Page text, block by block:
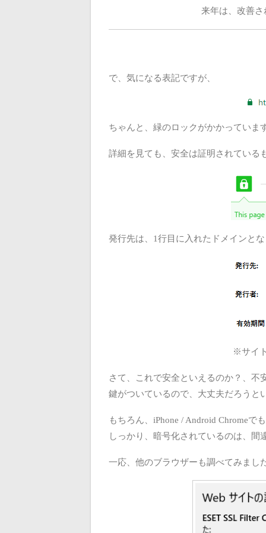
来年は、改善
で、気になる表記ですが、
ちゃんと、緑のロックがかかっていま
詳細を見ても、安全は証明されている
発行先は、1行目に入れたドメインと
※サイ
さて、これで安全といえるのか？、不
鍵がついているので、大丈夫だろうと
もちろん、iPhone / Android Chromeで
しっかり、暗号化されているのは、間
一応、他のブラウザーも調べてみまし